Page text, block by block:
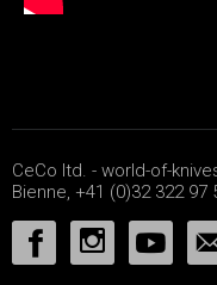
CeCo ltd. - world-of-
Bienne, +41 (0)32 322 97